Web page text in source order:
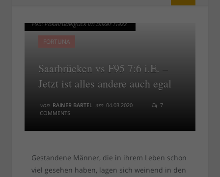
F95: Pokalrudelguck im Bilker Häzz
FORTUNA
Saarbrücken vs F95 7:6 i.E. –
Jetzt ist alles andere auch egal
von RAINER BARTEL am 04.03.2020
7
COMMENTS
F95: Pokalrudelguck im Bilker Häzz
Gestandene Männer, die in ihrem Leben schon
viel gesehen haben, lagen sich weinend in den